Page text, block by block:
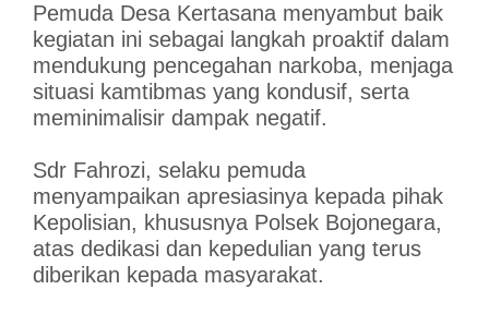
Pemuda Desa Kertasana menyambut baik
kegiatan ini sebagai langkah proaktif dalam
mendukung pencegahan narkoba, menjaga
situasi kamtibmas yang kondusif, serta
meminimalisir dampak negatif.
Sdr Fahrozi, selaku pemuda
menyampaikan apresiasinya kepada pihak
Kepolisian, khususnya Polsek Bojonegara,
atas dedikasi dan kepedulian yang terus
diberikan kepada masyarakat.